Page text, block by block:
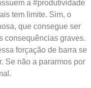
a #produtividade
tem limite. Sim, o
que consegue ser
consequências graves.
forçação de barra se
Se não a pararmos por